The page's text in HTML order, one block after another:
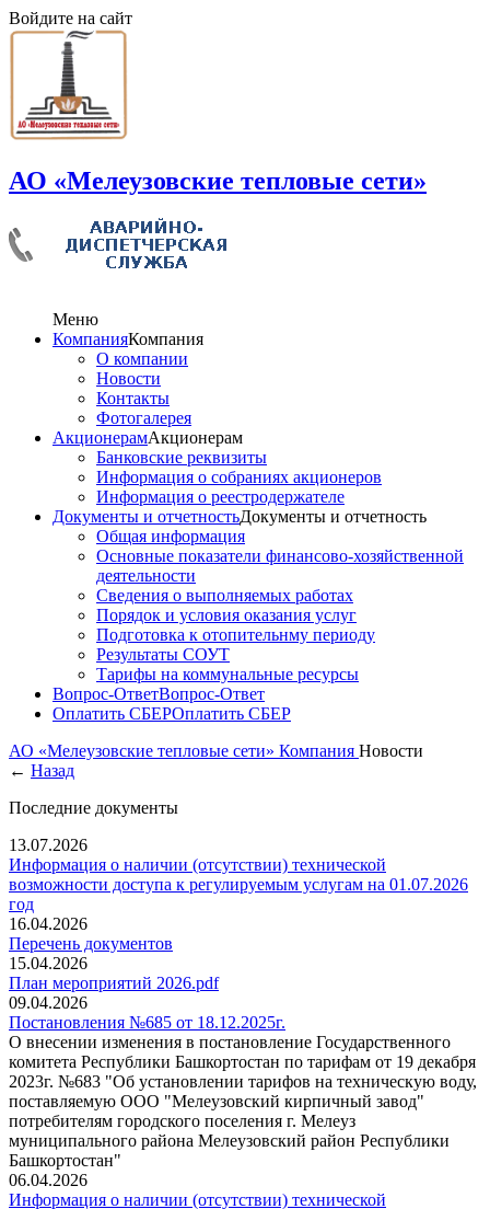
Войдите на сайт
АО «Мелеузовские тепловые сети»
Меню
КомпанияКомпания
О компании
Новости
Контакты
Фотогалерея
АкционерамАкционерам
Банковские реквизиты
Информация о собраниях акционеров
Информация о реестродержателе
Документы и отчетностьДокументы и отчетность
Общая информация
Основные показатели финансово-хозяйственной
деятельности
Сведения о выполняемых работах
Порядок и условия оказания услуг
Подготовка к отопительнму периоду
Результаты СОУТ
Тарифы на коммунальные ресурсы
Вопрос-ОтветВопрос-Ответ
Оплатить СБЕРОплатить СБЕР
АО «Мелеузовские тепловые сети» Компания Новости
← Назад
Последние документы
13.07.2026
Информация о наличии (отсутствии) технической
возможности доступа к регулируемым услугам на 01.07.2026
год
16.04.2026
Перечень документов
15.04.2026
План мероприятий 2026.pdf
09.04.2026
Постановления №685 от 18.12.2025г.
О внесении изменения в постановление Государственного
комитета Республики Башкортостан по тарифам от 19 декабря
2023г. №683 "Об установлении тарифов на техническую воду,
поставляемую ООО "Мелеузовский кирпичный завод"
потребителям городского поселения г. Мелеуз
муниципального района Мелеузовский район Республики
Башкортостан"
06.04.2026
Информация о наличии (отсутствии) технической